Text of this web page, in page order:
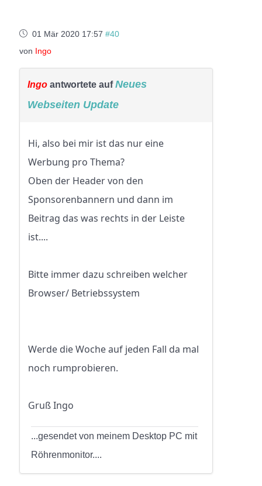
01 Mär 2020 17:57 #40
von
Ingo
Ingo antwortete aufNeues
Webseiten Update
Hi, also bei mir ist das nur eine
Werbung pro Thema?
Oben der Header von den
Sponsorenbannern und dann im
Beitrag das was rechts in der Leiste
ist....
Bitte immer dazu schreiben welcher
Browser/ Betriebssystem
Werde die Woche auf jeden Fall da mal
noch rumprobieren.
Gruß Ingo
...gesendet von meinem Desktop PC mit
Röhrenmonitor....